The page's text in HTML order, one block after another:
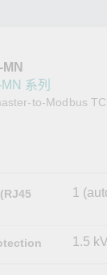
全設備
活動
系列
to-Modbus
1
1.5